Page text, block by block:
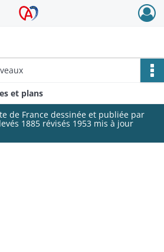
Alsace - Colmar
et plans
de France dessinée et publiée par
1885 révisés 1953 mis à jour